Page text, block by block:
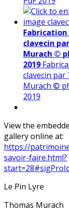
Fabrication
clavecin
Murach ©
2019
clavecin par
Murach ©
2019
View the
gallery online at:
https://
savoir-faire.html?
Le Pin Lyre
Thomas Murach